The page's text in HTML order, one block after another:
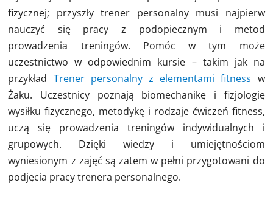
fizycznej; przyszły trener personalny musi najpierw
nauczyć się pracy z podopiecznym i metod
prowadzenia treningów. Pomóc w tym może
uczestnictwo w odpowiednim kursie – takim jak na
przykład Trener personalny z elementami fitness w
Żaku. Uczestnicy poznają biomechanikę i fizjologię
wysiłku fizycznego, metodykę i rodzaje ćwiczeń fitness,
uczą się prowadzenia treningów indywidualnych i
grupowych. Dzięki wiedzy i umiejętnościom
wyniesionym z zajęć są zatem w pełni przygotowani do
podjęcia pracy trenera personalnego.